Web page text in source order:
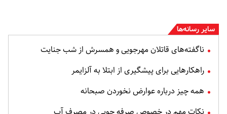
سایر رسانه‌ها
ناگفته‌های قاتلان مهرجویی و همسرش از شب جنایت
راهکارهایی برای پیشگیری از ابتلا به آلزایمر
همه چیز درباره عوارض نخوردن صبحانه